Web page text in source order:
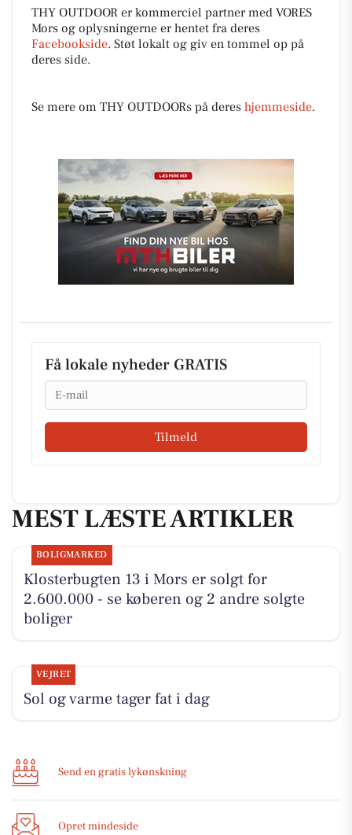
THY OUTDOOR er kommerciel partner med VORES
Mors og oplysningerne er hentet fra deres
Facebookside. Støt lokalt og giv en tommel op på
deres side.
Se mere om THY OUTDOORs på deres hjemmeside.
Få lokale nyheder GRATIS
Email
Tilmeld
MEST LÆSTE ARTIKLER
BOLIGMARKED
Klosterbugten 13 i Mors er solgt for
2.600.000 - se køberen og 2 andre solgte
boliger
VEJRET
Sol og varme tager fat i dag
Send en gratis lykønskning
Opret mindeside